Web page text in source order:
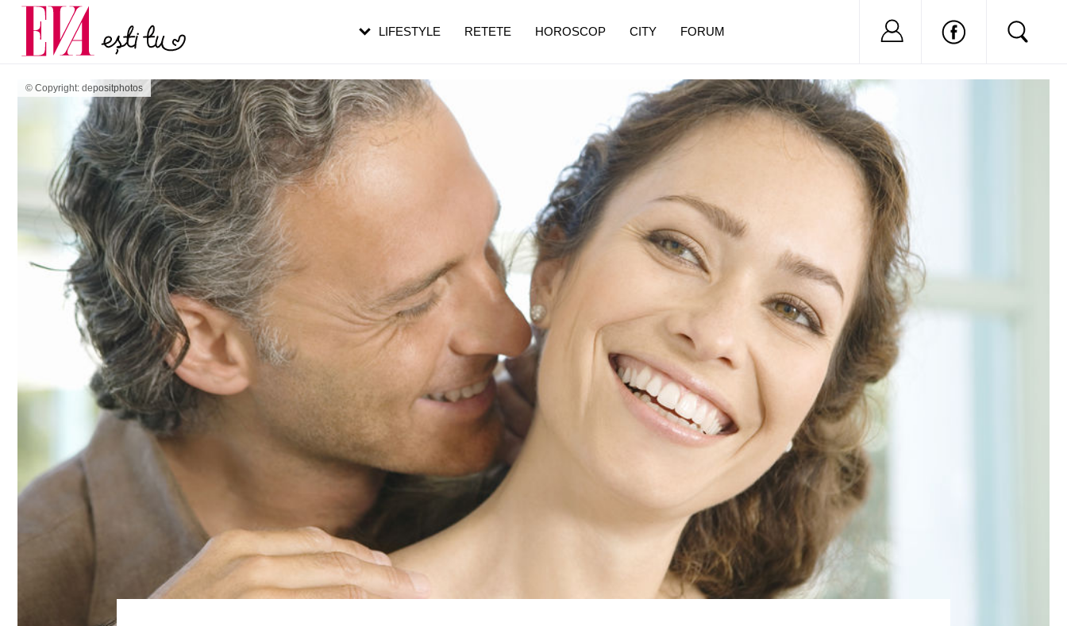
© Copyright: depositphotos
LIFESTYLE RETETE HOROSCOP CITY FORUM Nu ai cont?
Carieră
Actualitate
pe măsură ce înaintezi în vârstă
de dureroasă este investigația